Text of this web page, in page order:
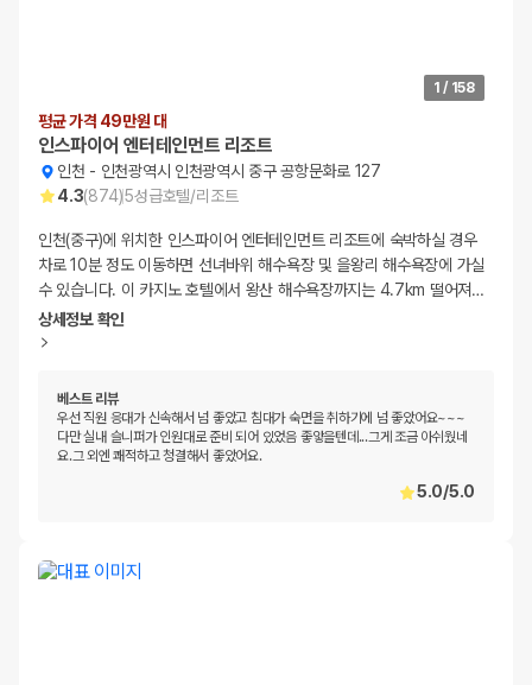
1 / 158
평균 가격 49만원 대
인스파이어 엔터테인먼트 리조트
인천 - 인천광역시 인천광역시 중구 공항문화로 127
4.3(874)5성급호텔/리조트
인천(중구)에 위치한 인스파이어 엔터테인먼트 리조트에 숙박하실 경우
차로 10분 정도 이동하면 선녀바위 해수욕장 및 을왕리 해수욕장에 가실
수 있습니다. 이 카지노 호텔에서 왕산 해수욕장까지는 4.7km 떨어져…
상세정보 확인
베스트 리뷰
우선 직원 응대가 신속해서 넘 좋았고 침대가 숙면을 취하기에 넘 좋았어요~~~
다만 실내 슬니퍼가 인원대로 준비 되어 있었음 좋앟을텐데...그게 조금 아쉬웠네
요.그 외엔 쾌적하고 청결해서 좋았어요.
5.0/5.0